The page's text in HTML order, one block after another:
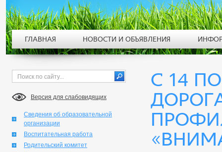
Версия для слабовидящих
Сведения об образовательной
организации
Воспитательная работа
Родительский комитет
С 14
ГЛАВНАЯ НОВОСТИ И ОБЪЯВЛЕНИЯ